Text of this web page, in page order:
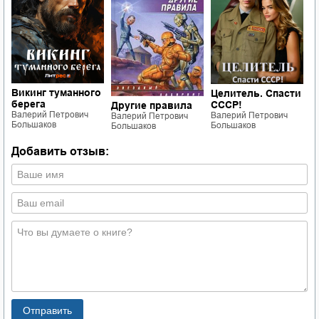
Викинг туманного
берега
Валерий Петрович
Большаков
Другие правила
Валерий Петрович
Большаков
Целитель. Спасти
СССР!
Валерий Петрович
Большаков
Добавить отзыв: